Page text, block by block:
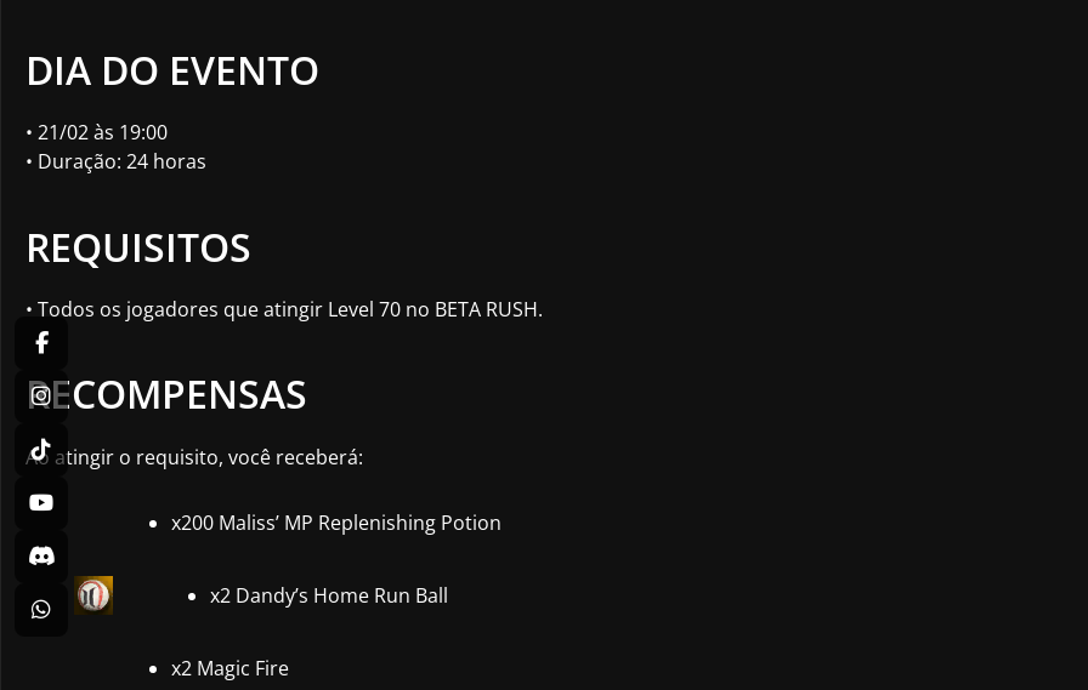
DIA DO EVENTO
• 21/02 às 19:00
• Duração: 24 horas
REQUISITOS
• Todos os jogadores que atingir Level 70 no BETA RUSH.
RECOMPENSAS
Ao atingir o requisito, você receberá:
x200 Maliss’ MP Replenishing Potion
x2 Dandy’s Home Run Ball
x2 Magic Fire